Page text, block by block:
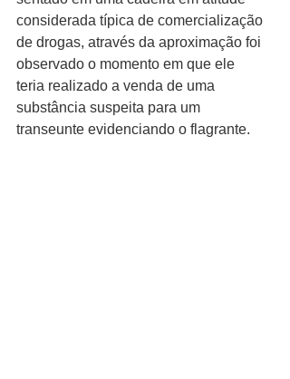
considerada típica de comercialização
de drogas, através da aproximação foi
observado o momento em que ele
teria realizado a venda de uma
substância suspeita para um
transeunte evidenciando o flagrante.